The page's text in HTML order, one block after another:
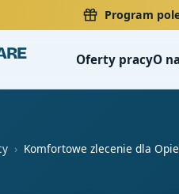
Program
Oferty pracyO
› Komfortowe zlecenie dla